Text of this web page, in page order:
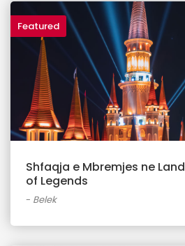
Featured
Shfaqja e Mbremjes ne Land
of Legends
- Belek